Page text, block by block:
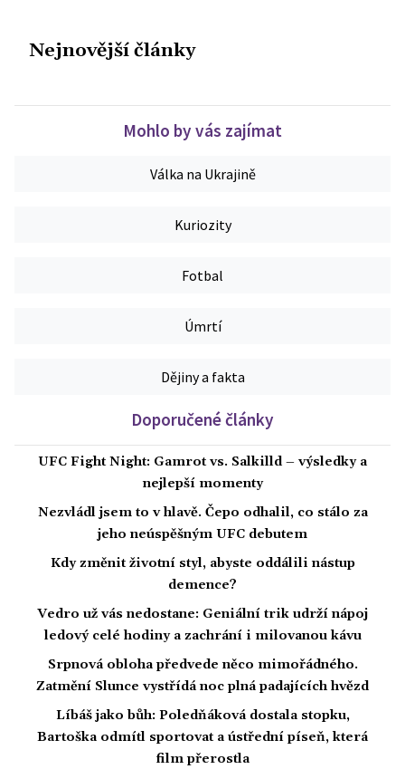
Nejnovější články
Mohlo by vás zajímat
Válka na Ukrajině
Kuriozity
Fotbal
Úmrtí
Dějiny a fakta
Doporučené články
UFC Fight Night: Gamrot vs. Salkilld – výsledky a
nejlepší momenty
Nezvládl jsem to v hlavě. Čepo odhalil, co stálo za
jeho neúspěšným UFC debutem
Kdy změnit životní styl, abyste oddálili nástup
demence?
Vedro už vás nedostane: Geniální trik udrží nápoj
ledový celé hodiny a zachrání i milovanou kávu
Srpnová obloha předvede něco mimořádného.
Zatmění Slunce vystřídá noc plná padajících hvězd
Líbáš jako bůh: Poledňáková dostala stopku,
Bartoška odmítl sportovat a ústřední píseň, která
film přerostla